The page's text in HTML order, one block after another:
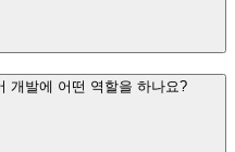
개발에 어떤 역할을 하나요?